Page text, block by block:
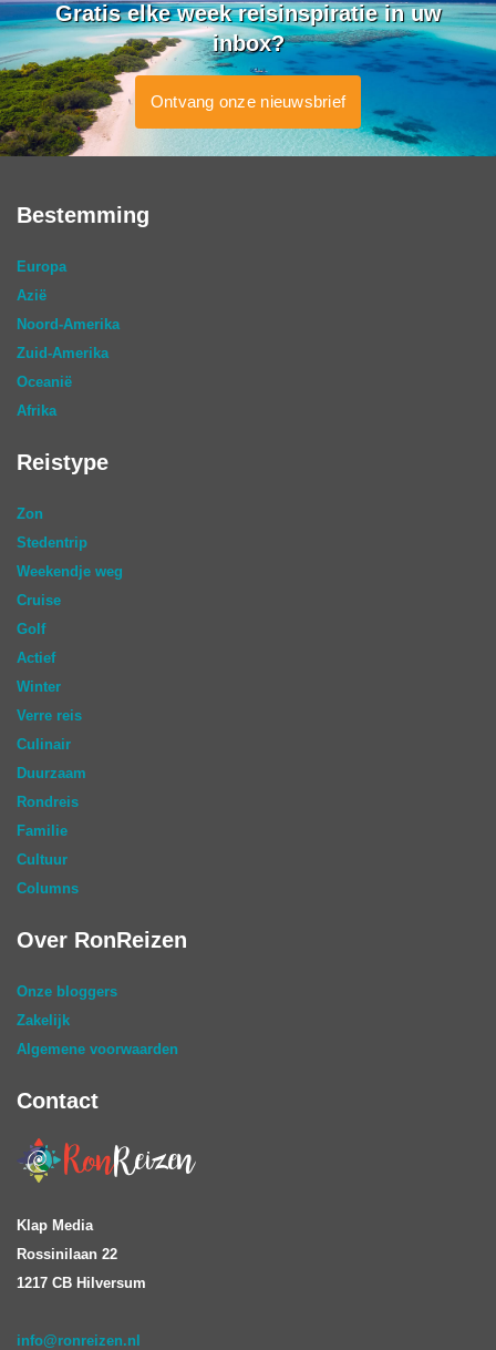
Gratis elke week reisinspiratie in uw
inbox?
Ontvang onze nieuwsbrief
Bestemming
Europa
Azië
Noord-Amerika
Zuid-Amerika
Oceanië
Afrika
Reistype
Zon
Stedentrip
Weekendje weg
Cruise
Golf
Actief
Winter
Verre reis
Culinair
Duurzaam
Rondreis
Familie
Cultuur
Columns
Over RonReizen
Onze bloggers
Zakelijk
Algemene voorwaarden
Contact
Klap Media
Rossinilaan 22
1217 CB Hilversum
info@ronreizen.nl